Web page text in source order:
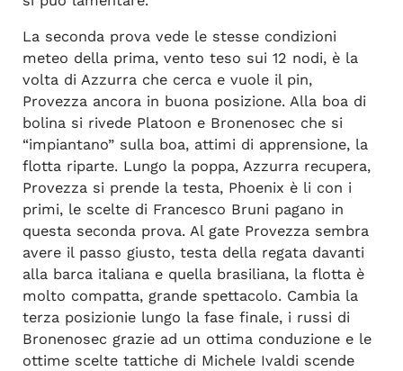
La seconda prova vede le stesse condizioni
meteo della prima, vento teso sui 12 nodi, è la
volta di Azzurra che cerca e vuole il pin,
Provezza ancora in buona posizione. Alla boa di
bolina si rivede Platoon e Bronenosec che si
“impiantano” sulla boa, attimi di apprensione, la
flotta riparte. Lungo la poppa, Azzurra recupera,
Provezza si prende la testa, Phoenix è li con i
primi, le scelte di Francesco Bruni pagano in
questa seconda prova. Al gate Provezza sembra
avere il passo giusto, testa della regata davanti
alla barca italiana e quella brasiliana, la flotta è
molto compatta, grande spettacolo. Cambia la
terza posizionie lungo la fase finale, i russi di
Bronenosec grazie ad un ottima conduzione e le
ottime scelte tattiche di Michele Ivaldi scende